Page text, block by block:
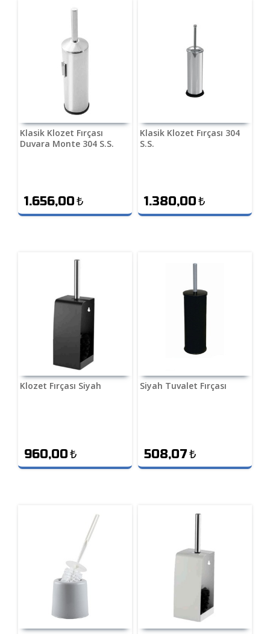
Klasik Klozet Fırçası
Duvara Monte 304 S.S.
1.656,00₺
Klasik Klozet Fırçası 304
S.S.
1.380,00₺
Klozet Fırçası Siyah
960,00₺
Siyah Tuvalet Fırçası
508,07₺